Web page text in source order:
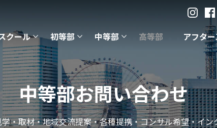
クール 初等部 中等部 高等部 アフタ
中等部お問い合わせ
・取材・地域交流提案・各種提携・コンサル希望・イ